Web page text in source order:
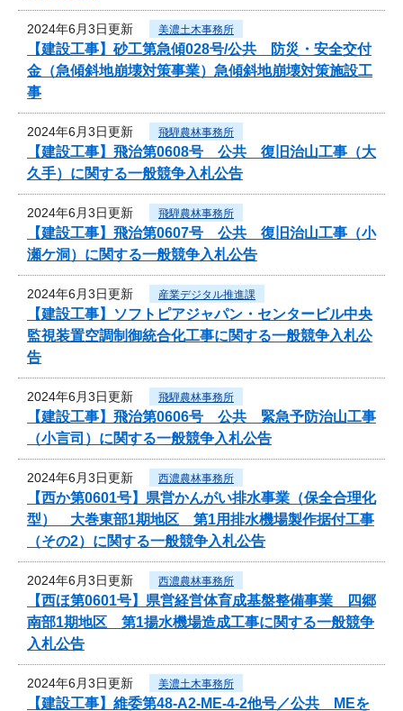
2024年6月3日更新 美濃土木事務所
【建設工事】砂工第急傾028号/公共 防災・安全交付
金（急傾斜地崩壊対策事業）急傾斜地崩壊対策施設工
事
2024年6月3日更新 飛騨農林事務所
【建設工事】飛治第0608号 公共 復旧治山工事（大
久手）に関する一般競争入札公告
2024年6月3日更新 飛騨農林事務所
【建設工事】飛治第0607号 公共 復旧治山工事（小
瀬ケ洞）に関する一般競争入札公告
2024年6月3日更新 産業デジタル推進課
【建設工事】ソフトピアジャパン・センタービル中央
監視装置空調制御統合化工事に関する一般競争入札公
告
2024年6月3日更新 飛騨農林事務所
【建設工事】飛治第0606号 公共 緊急予防治山工事
（小言司）に関する一般競争入札公告
2024年6月3日更新 西濃農林事務所
【西か第0601号】県営かんがい排水事業（保全合理化
型） 大巻東部1期地区 第1用排水機場製作据付工事
（その2）に関する一般競争入札公告
2024年6月3日更新 西濃農林事務所
【西ほ第0601号】県営経営体育成基盤整備事業 四郷
南部1期地区 第1揚水機場造成工事に関する一般競争
入札公告
2024年6月3日更新 美濃土木事務所
【建設工事】維委第48-A2-ME-4-2他号／公共 MEを